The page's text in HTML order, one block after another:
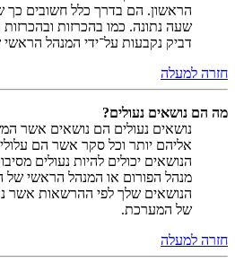
הראשון. הם בדרך כלל חשובים
שעה נתונה. כמו בהכרזות
דביק נקבעות על־ידי המנהל
חזרה למעלה
מה הם נושאים נעולים?
נושאים נעולים הם נושאים אשר
אליהם יותר וכל סקר אשר הם
הנושאים יכולים להיות נעולים
מנהל הפורום או המנהל הראשי של
הנושאים שלך לפי ההרשאות אשר
של המערכת.
חזרה למעלה